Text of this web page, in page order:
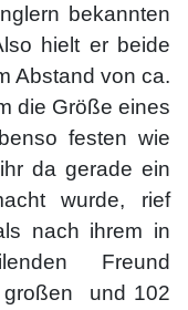
bekannten
hielt er beide
Abstand von ca.
die Größe eines
festen wie
da gerade ein
wurde, rief
nach ihrem in
Freund
großen und 102